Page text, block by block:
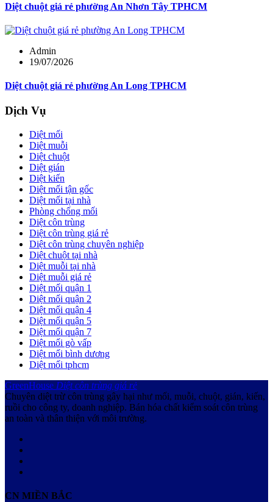
Diệt chuột giá rẻ phường An Nhơn Tây TPHCM
Admin
19/07/2026
Diệt chuột giá rẻ phường An Long TPHCM
Dịch Vụ
Diệt mối
Diệt muỗi
Diệt chuột
Diệt gián
Diệt kiến
Diệt mối tận gốc
Diệt mối tại nhà
Phòng chống mối
Diệt côn trùng
Diệt côn trùng giá rẻ
Diệt côn trùng chuyên nghiệp
Diệt chuột tại nhà
Diệt muỗi tại nhà
Diệt muỗi giá rẻ
Diệt mối quận 1
Diệt mối quận 2
Diệt mối quận 4
Diệt mối quận 5
Diệt mối quận 7
Diệt mối gò vấp
Diệt mối bình dương
Diệt mối tphcm
GreenHouse Diệt côn trùng giá rẻ
Chuyên diệt trừ côn trùng gây hại như mối, muỗi, chuột, gián, kiến,
ruồi cho công ty, doanh nghiệp. Bán hóa chất kiểm soát côn trùng
an toàn và thân thiện với môi trường.
CN MIỀN BẮC